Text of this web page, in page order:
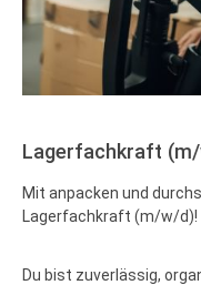
Lagerfachkraft
Mit anpacken und
Lagerfachkraft (m/w/d)!
Du bist zuverlässig,